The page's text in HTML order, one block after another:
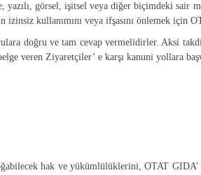
görsel, işitsel veya diğer biçimdeki sair
kullanımını veya ifşasını önlemek için
doğru ve tam cevap vermelidirler. Aksi
veren Ziyaretçiler’ e karşı kanuni yollara
hak ve yükümlülüklerini, OTAT